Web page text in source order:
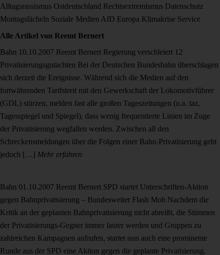
Alltagsrassismus Ostdeutschland Rechtsextremismus Datenschutz
Montagslächeln Soziale Medien AfD Europa Klimakrise Service
Alle Artikel von Reemt Bernert
Bahn 10.10.2007 Reemt Bernert Regierung verschleiert 12
Privatisierungsgutachten Bei der Deutschen Bundesbahn überschlagen
sich derzeit die Ereignisse. Während sich die Medien auf den
fortwährenden Tarifstreit mit den Gewerkschaft der Lokomotivführer
(GDL) stürzen, melden fast alle großen Tageszeitungen (u.a. taz,
Tagesspiegel und Spiegel), dass wenig frequentierte Linien im Zuge
der Privatisierung wegfallen werden. Zwischen all den
Schreckensmeldungen über die Folgen einer Bahn-Privatisierung geht
jedoch […] Mehr erfahren
Bahn 01.10.2007 Reemt Bernert SPD startet Unterschriften-Aktion
gegen Bahnprivatisierung – Bundesweiter Flash Mob Nachdem die
Kritik an der geplanten Bahnprivatisierung nicht abreißt, die Stimmen
der Privatisierungs-Gegner immer lauter werden und Gruppen zu
zahlreichen Kampagnen aufrufen, startet nun auch eine prominente
Runde aus der SPD eine Aktion gegen die geplante Privatisierung.